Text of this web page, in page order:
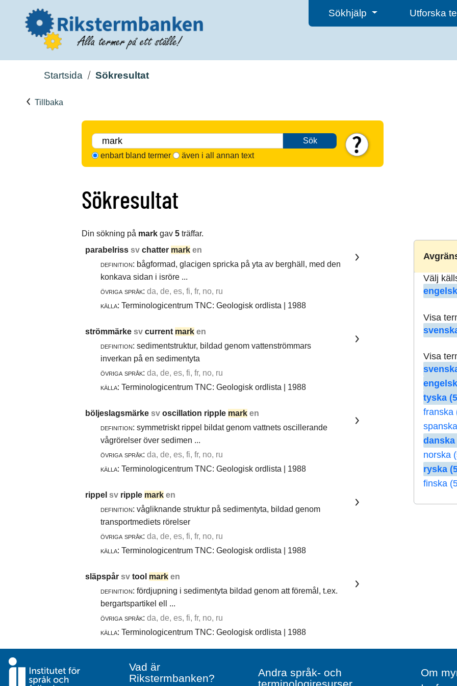
Sökhjälp Utforska
Startsida Sökresultat
Tillbaka
Sök
enbart bland termer
även i all annan text
Sökresultat
Din sökning på mark gav 5 träffar.
Välj
Visa
Visa
tyska
franska
danska
norska
ryska
finska
parabelriss sv chatter mark en
definition: bågformad, glacigen spricka på yta av berghäll, med den
konkava sidan i isröre ...
övriga språk: da, de, es, fi, fr, no, ru
källa: Terminologicentrum TNC: Geologisk ordlista | 1988
strömmärke sv current mark en
definition: sedimentstruktur, bildad genom vattenströmmars
inverkan på en sedimentyta
övriga språk: da, de, es, fi, fr, no, ru
källa: Terminologicentrum TNC: Geologisk ordlista | 1988
böljeslagsmärke sv oscillation ripple mark en
definition: symmetriskt rippel bildat genom vattnets oscillerande
vågrörelser över sedimen ...
övriga språk: da, de, es, fi, fr, no, ru
källa: Terminologicentrum TNC: Geologisk ordlista | 1988
rippel sv ripple mark en
definition: vågliknande struktur på sedimentyta, bildad genom
transportmediets rörelser
övriga språk: da, de, es, fi, fr, no, ru
källa: Terminologicentrum TNC: Geologisk ordlista | 1988
släpspår sv tool mark en
definition: fördjupning i sedimentyta bildad genom att föremål, t.ex.
bergartspartikel ell ...
övriga språk: da, de, es, fi, fr, no, ru
källa: Terminologicentrum TNC: Geologisk ordlista | 1988
Vad är
Rikstermbanken?
Andra språk- och
Om